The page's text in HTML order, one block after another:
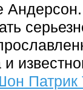
Патрик